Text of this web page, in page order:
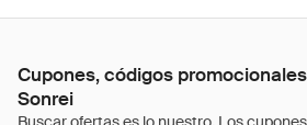
Cupones, códigos
Sonrei